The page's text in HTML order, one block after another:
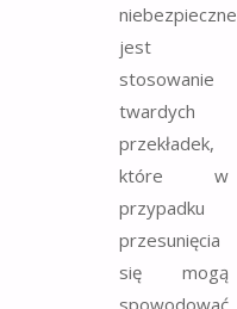
niebezpieczne
jest
stosowanie
twardych
przekładek,
które w
przypadku
przesunięcia
się mogą
spowodować